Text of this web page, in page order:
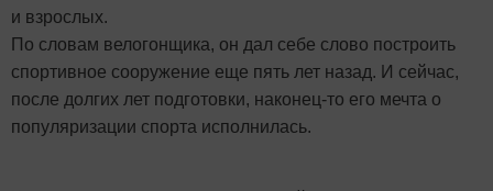
и взрослых.
По словам велогонщика, он дал себе слово построить
спортивное сооружение еще пять лет назад. И сейчас,
после долгих лет подготовки, наконец-то его мечта о
популяризации спорта исполнилась.